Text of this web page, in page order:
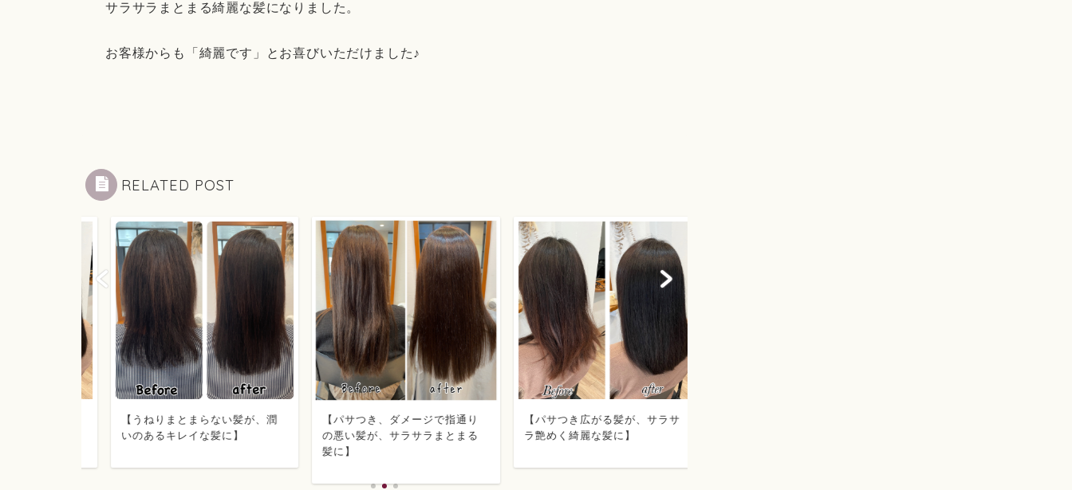
サラサラまとまる綺麗な髪になりました。
お客様からも「綺麗です」とお喜びいただけました♪
RELATED POST
【うねりまとまらない髪が、潤
いのあるキレイな髪に】
【パサつき、ダメージで指通り
の悪い髪が、サラサラまとまる
髪に】
【パサつき広がる髪が、サラサ
ラ艶めく綺麗な髪に】